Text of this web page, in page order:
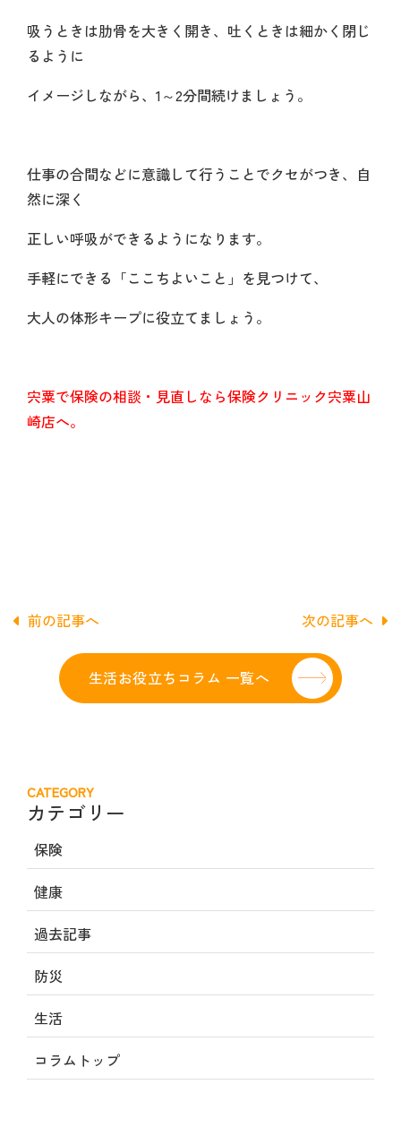
吸うときは肋骨を大きく開き、吐くときは細かく閉じ
るように
イメージしながら、1～2分間続けましょう。
仕事の合間などに意識して行うことでクセがつき、自
然に深く
正しい呼吸ができるようになります。
手軽にできる「ここちよいこと」を見つけて、
大人の体形キープに役立てましょう。
宍粟で保険の相談・見直しなら保険クリニック宍粟山
崎店へ。
前の記事へ 次の記事へ
生活お役立ちコラム 一覧へ
CATEGORY
カテゴリー
保険
健康
過去記事
防災
生活
コラムトップ